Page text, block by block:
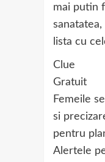
mai putin
lista cu
Clue
Gratuit
Femeile
si
pentru
Alertele